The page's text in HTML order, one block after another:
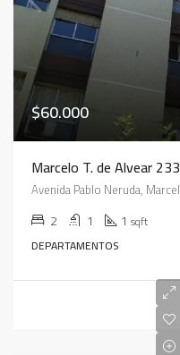
$60.000
Marcelo T. de Alvear 233
2 1 1 sqft
DEPARTAMENTOS